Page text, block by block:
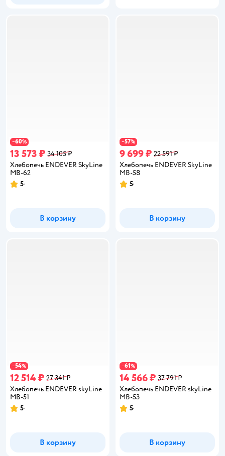
−60%
13 573 ₽ 34 105 ₽
Хлебопечь ENDEVER SkyLine
MB-62
Рейтинг:
5
В корзину
−57%
9 699 ₽ 22 591 ₽
Хлебопечь ENDEVER SkyLine
MB-58
Рейтинг:
5
В корзину
−54%
12 514 ₽ 27 341 ₽
Хлебопечь ENDEVER skyLine
MB-51
Рейтинг:
5
В корзину
−61%
14 566 ₽ 37 791 ₽
Хлебопечь ENDEVER skyLine
MB-53
Рейтинг:
5
В корзину